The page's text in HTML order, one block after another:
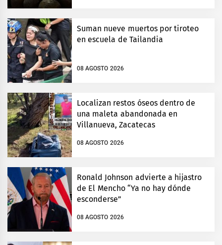
Suman nueve muertos por tiroteo
en escuela de Tailandia
08 AGOSTO 2026
Localizan restos óseos dentro de
una maleta abandonada en
Villanueva, Zacatecas
08 AGOSTO 2026
Ronald Johnson advierte a hijastro
de El Mencho “Ya no hay dónde
esconderse”
08 AGOSTO 2026